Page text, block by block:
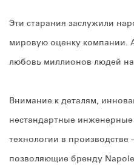
Эти старания заслужили
мировую оценку компании.
любовь миллионов людей
Внимание к деталям,
нестандартные
технологии в производстве
позволяющие бренду